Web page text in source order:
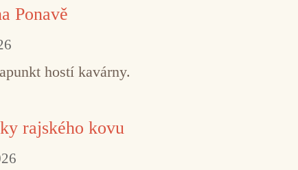
Ponavě
hostí kavárny.
rajského kovu